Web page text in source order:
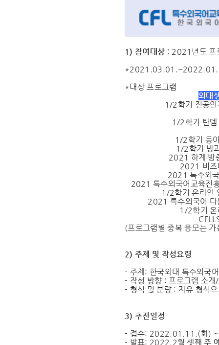
1) 참여대상 : 2021년도 프
*대상 프로그램
외대
1/2학기 전공
1/2학기 탄
1/2학기 동
1/2학기 방
2021 하계 방
2021 비즈
2021 특수외
2021 특수외국어교육진
1/2학기 온라인
2021 특수외국어 다
1/2학기 온
(프로그램별 중복 응모는
2) 주제 및 작성요령
- 주제: 한국외대 특수외국
- 작성 방향 : 프로그램 소
- 형식 및 분량 : 자유 형식
3) 추진일정
- 접수: 2022.01.11.(화)
- 발표: 2022.2월 셋째 주